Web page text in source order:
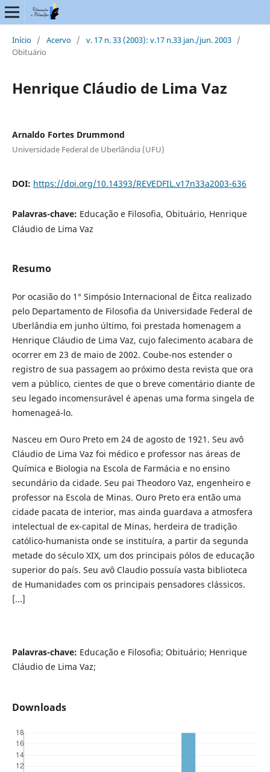
Início / Acervo / v. 17 n. 33 (2003): v.17 n.33 jan./jun. 2003 /
Obituário
Henrique Cláudio de Lima Vaz
Arnaldo Fortes Drummond
Universidade Federal de Uberlândia (UFU)
DOI: https://doi.org/10.14393/REVEDFIL.v17n33a2003-636
Palavras-chave: Educação e Filosofia, Obituário, Henrique
Cláudio de Lima Vaz
Resumo
Por ocasião do 1° Simpósio Internacional de Éitca realizado
pelo Departamento de Filosofia da Universidade Federal de
Uberlândia em junho último, foi prestada homenagem a
Henrique Cláudio de Lima Vaz, cujo falecimento acabara de
ocorrer em 23 de maio de 2002. Coube-nos estender o
registro de sua passagem ao próximo desta revista que ora
vem a público, cientes de que o breve comentário diante de
seu legado incomensurável é apenas uma forma singela de
homenageá-lo.
Nasceu em Ouro Preto em 24 de agosto de 1921. Seu avô
Cláudio de Lima Vaz foi médico e professor nas áreas de
Química e Biologia na Escola de Farmácia e no ensino
secundário da cidade. Seu pai Theodoro Vaz, engenheiro e
professor na Escola de Minas. Ouro Preto era então uma
cidade pacata de interior, mas ainda guardava a atmosfera
intelectual de ex-capital de Minas, herdeira de tradição
católico-humanista onde se instituíra, a partir da segunda
metade do século XIX, um dos principais pólos de educação
superior do país. Seu avô Claudio possuía vasta biblioteca
de Humanidades com os principais pensadores clássicos.
[...]
Palavras-chave: Educação e Filosofia; Obituário; Henrique
Cláudio de Lima Vaz;
Downloads